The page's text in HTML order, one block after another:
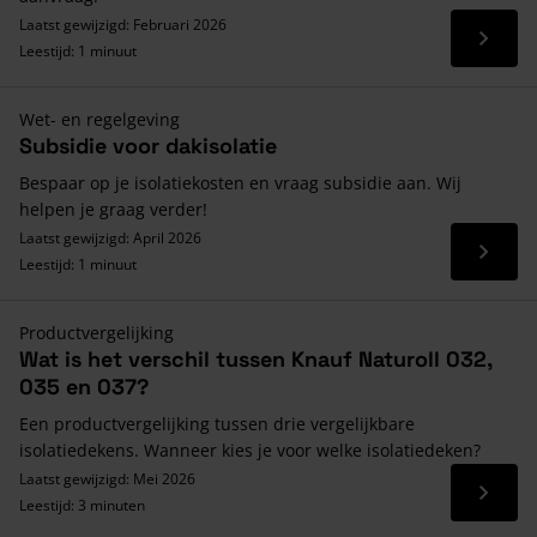
Laatst gewijzigd: Februari 2026
Leestijd: 1 minuut
Lees
Wet- en regelgeving
Subsidie voor dakisolatie
Bespaar op je isolatiekosten en vraag subsidie aan. Wij
helpen je graag verder!
Laatst gewijzigd: April 2026
Leestijd: 1 minuut
Lees
Productvergelijking
Wat is het verschil tussen Knauf Naturoll 032,
035 en 037?
Een productvergelijking tussen drie vergelijkbare
isolatiedekens. Wanneer kies je voor welke isolatiedeken?
Laatst gewijzigd: Mei 2026
Leestijd: 3 minuten
Lees